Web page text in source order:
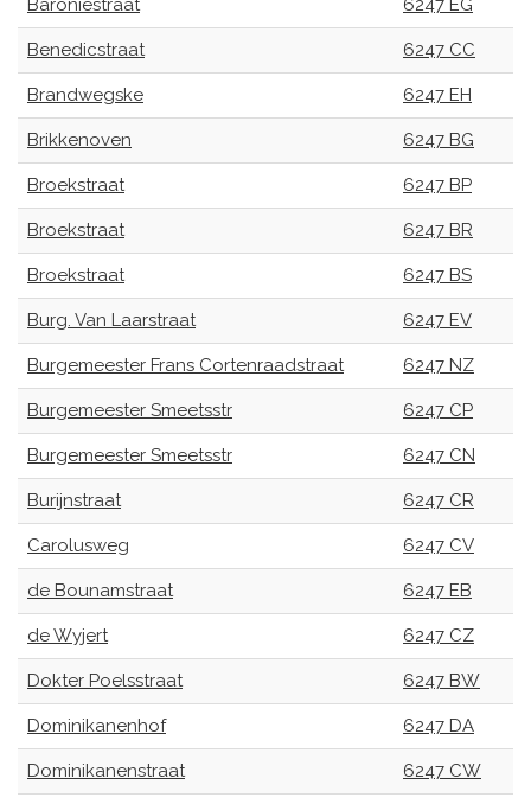
Baroniestraat 6247 EG
Benedicstraat 6247 CC
Brandwegske 6247 EH
Brikkenoven 6247 BG
Broekstraat 6247 BP
Broekstraat 6247 BR
Broekstraat 6247 BS
Burg. Van Laarstraat 6247 EV
Burgemeester Frans Cortenraadstraat 6247 NZ
Burgemeester Smeetsstr 6247 CP
Burgemeester Smeetsstr 6247 CN
Burijnstraat 6247 CR
Carolusweg 6247 CV
de Bounamstraat 6247 EB
de Wyjert 6247 CZ
Dokter Poelsstraat 6247 BW
Dominikanenhof 6247 DA
Dominikanenstraat 6247 CW